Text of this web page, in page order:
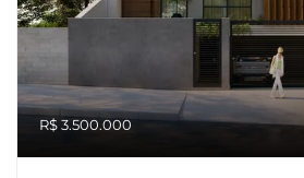
R$ 3.500.000